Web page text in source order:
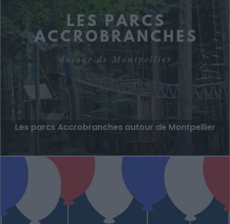
Les parcs Accrobranches autour de Montpellier